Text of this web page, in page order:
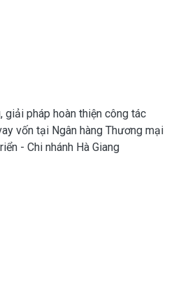
giải pháp hoàn thiện công tác
vốn tại Ngân hàng Thương mại
- Chi nhánh Hà Giang